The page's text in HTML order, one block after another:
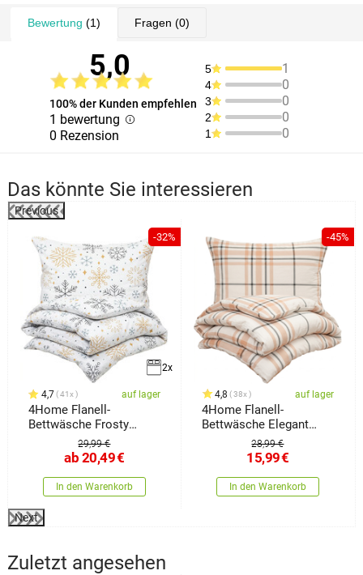
Bewertung (1) Fragen (0)
5,0
100% der Kunden empfehlen
1 bewertung
0 Rezension
5 1
4 0
3 0
2 0
1 0
Das könnte Sie interessieren
Previous
-32%
2x
4,7 41x auf lager
4Home Flanell-
Bettwäsche Frosty
snowflakes29,99 €
ab 20,49€
In den Warenkorb
-45%
4,8 38x auf lager
4Home Flanell-
Bettwäsche Elegant
Plaid, 140 x 200 cm, 70 x
28,99 €
15,99€
In den Warenkorb
Next
Zuletzt angesehen